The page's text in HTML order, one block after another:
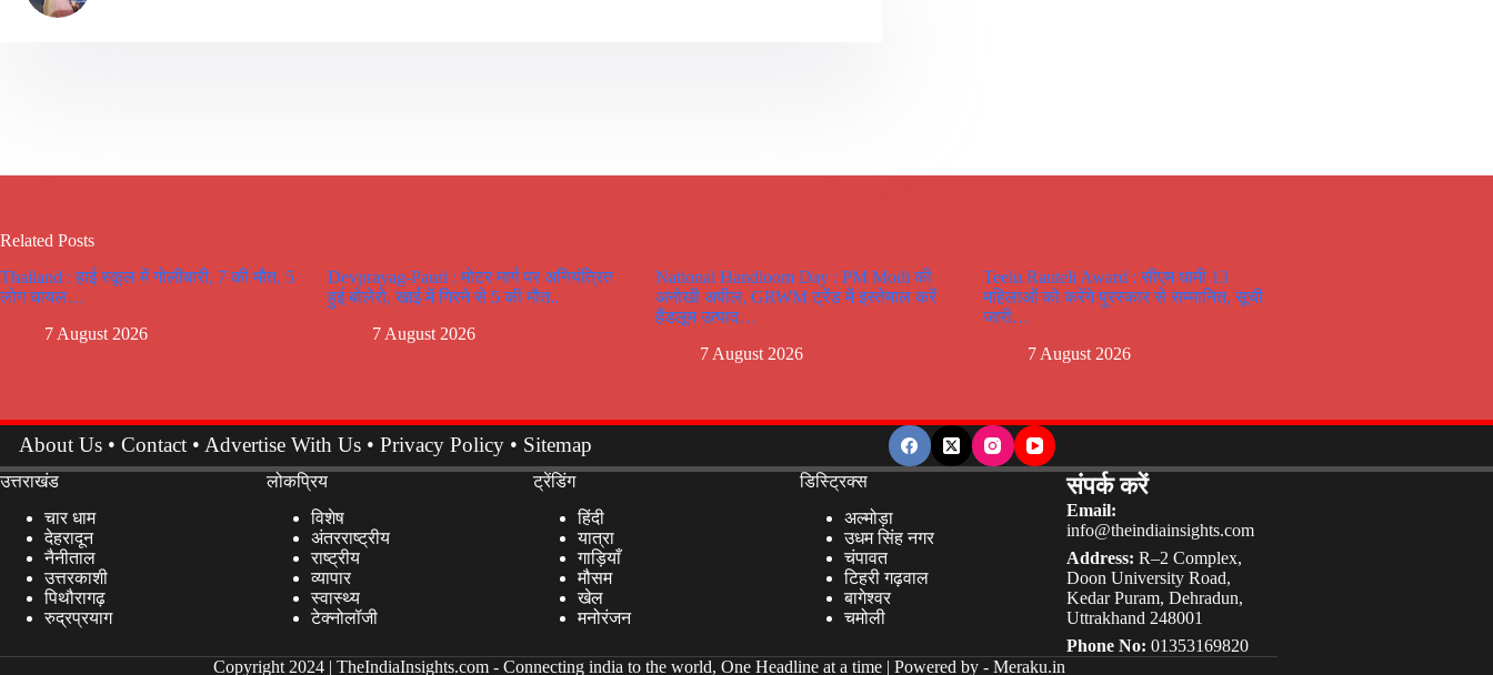
Related Posts
Thailand : हाई स्कूल में गोलीबारी, 7 की मौत, 5
लोग घायल…
7 August 2026
Devprayag-Pauri : मोटर मार्ग पर अनियंत्रित
हुई बोलेरो, खाई में गिरने से 5 की मौत..
7 August 2026
National Handloom Day : PM Modi की
अनोखी अपील, GRWM ट्रेंड में इस्तेमाल करें
हैंडलूम उत्पाद…
7 August 2026
Teelu Rauteli Award : सीएम धामी 13
महिलाओं को करेंगे पुरस्कार से सम्मानित, सूची
जारी…
7 August 2026
About Us • Contact • Advertise With Us • Privacy Policy • Sitemap
उत्तराखंड
चार धाम
देहरादून
नैनीताल
उत्तरकाशी
पिथौरागढ़
रुद्रप्रयाग
लोकप्रिय
विशेष
अंतरराष्ट्रीय
राष्ट्रीय
व्यापार
स्वास्थ्य
टेक्नोलॉजी
ट्रेंडिंग
हिंदी
यात्रा
गाड़ियाँ
मौसम
खेल
मनोरंजन
डिस्ट्रिक्स
अल्मोड़ा
उधम सिंह नगर
चंपावत
टिहरी गढ़वाल
बागेश्वर
चमोली
संपर्क करें
Email:
info@theindiainsights.com
Address: R–2 Complex,
Doon University Road,
Kedar Puram, Dehradun,
Uttrakhand 248001
Phone No: 01353169820
Copyright 2024 | TheIndiaInsights.com- Connecting india to the world, One Headline at a time | Powered by - Meraku.in